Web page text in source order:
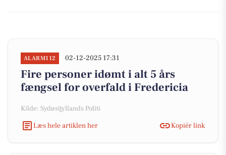
ALARM112 02-12-2025 17:31
Fire personer idømt i alt 5 års
fængsel for overfald i Fredericia
Kilde: Sydøstjyllands Politi
Læs hele artiklen her
Kopiér link